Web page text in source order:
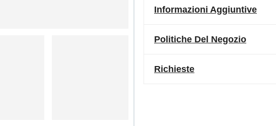
Informazioni Aggiuntive
Politiche Del Negozio
Richieste